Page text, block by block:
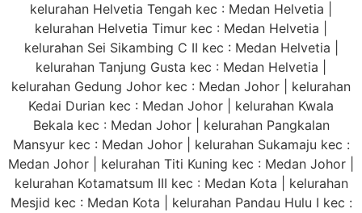
kelurahan Helvetia Tengah kec : Medan Helvetia |
kelurahan Helvetia Timur kec : Medan Helvetia |
kelurahan Sei Sikambing C II kec : Medan Helvetia |
kelurahan Tanjung Gusta kec : Medan Helvetia |
kelurahan Gedung Johor kec : Medan Johor | kelurahan
Kedai Durian kec : Medan Johor | kelurahan Kwala
Bekala kec : Medan Johor | kelurahan Pangkalan
Mansyur kec : Medan Johor | kelurahan Sukamaju kec :
Medan Johor | kelurahan Titi Kuning kec : Medan Johor |
kelurahan Kotamatsum III kec : Medan Kota | kelurahan
Mesjid kec : Medan Kota | kelurahan Pandau Hulu I kec :